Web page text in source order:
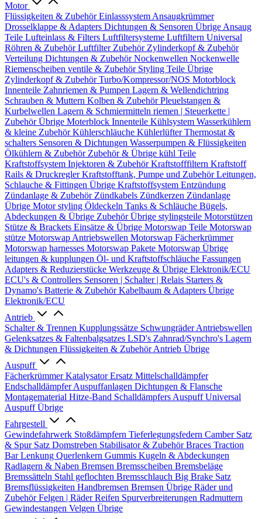
Motor
Flüssigkeiten & ZubehörEinlasssystem Ansaugkrümmer
Drosselklappe & Adapters Dichtungen & Sensoren Übrige Ansaug
Teile Lufteinlass & Filters Luftfiltersysteme Luftfiltern Universal
Röhren & ZubehörLuftfilter Zubehör Zylinderkopf & Zubehör
Verteilung Dichtungen & ZubehörNockenwellen Nockenwelle
Riemenscheiben ventile & Zubehör Styling Teile Übrige
Zylinderkopf & ZubehörTurbo/Kompressor/NOS Motorblock
Innenteile Zahnriemen & Pumpen Lagern & Wellendichtring
Schrauben & Muttern Kolben & ZubehörPleuelstangen &
Kurbelwellen Lagern & Schmiermitteln riemen | Steuerkette |
ZubehörÜbrige Moterblock Innenteile Kühlsystem Wasserkühlern
& kleine ZubehörKühlerschläuche KühlerlüfterThermostat &
schalters Sensoren & Dichtungen Wasserpumpen & Flüssigkeiten
Ölkühlern & Zubehör Zubehör & Übrige kühl Teile
Kraftstoffsystem Injektoren & ZubehörKraftstofffiltern Kraftstoff
Rails & DruckreglerKraftstofftank, Pumpe und ZubehörLeitungen,
Schlauche & Fittingen Übrige Kraftstoffsystem Entzündung
Zündanlage & Zubehör Zündkabels Zündkerzen Zündanlage
Übrige Motor styling Öldeckeln Tanks & Schläuche Bügels,
Abdeckungen & Übrige ZubehörÜbrige stylingsteile Motorstützen
Stütze & Brackets Einsätze & Übrige Motorswap Teile Motorswap
stütze Motorswap Antriebswellen Motorswap Fächerkrümmer
Motorswap harnesses Motorswap Pakete Motorswap Übrige
leitungen & kupplungen Öl- und Kraftstoffschläuche Fassungen
Adapters & Reduzierstücke Werkzeuge & Übrige Elektronik/ECU
ECU's & Controllers Sensoren | Schalter | Relais Starters &
Dynamo's Batterie & ZubehörKabelbaum & Adapters Übrige
Elektronik/ECU
Antrieb
Schalter & Trennen Kupplungssätze SchwungräderAntriebswellen
Gelenksatzes & Faltenbalgsatzes LSD's Zahnrad/Synchro's Lagern
& Dichtungen Flüssigkeiten & ZubehörAntrieb Übrige
Auspuff
FächerkrümmerKatalysator Ersatz Mittelschalldämpfer
EndschalldämpferAuspuffanlagen Dichtungen & Flansche
Montagematerial Hitze-Band Schalldämpfers Auspuff Universal
Auspuff Übrige
Fahrgestell
Gewindefahrwerk Stoßdämpfern Tieferlegungsfedern Camber Satz
& Spur Satz Domstreben Stabilisator & ZubehörBraces Traction
BarLenkung Querlenkern Gummis Kugeln & Abdeckungen
Radlagern & Naben Bremsen Bremsscheiben Bremsbeläge
Bremssätteln Stahl geflochten Bremsschlauch Big Brake Satz
Bremsflüssigkeiten Handbremsen Bremsen Übrige Räder und
ZubehörFelgen | RäderReifen Spurverbreiterungen Radmuttern
Gewindestangen Velgen Übrige